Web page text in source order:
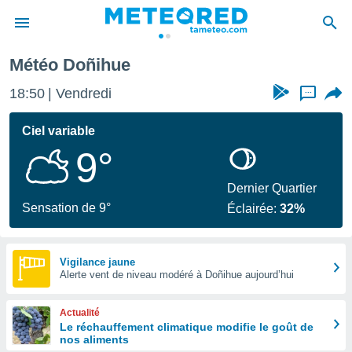
de
Météo Doñihue
18:50 Vendredi ...
Ciel variable
9°
Sensation de 9°
Dernier Quartier
Éclairée:32%
Vigilance jaune
Alerte vent de niveau modéré à Doñihue aujourd’hui
Actualité
Le réchauffement climatique modifie le goût de
nos aliments